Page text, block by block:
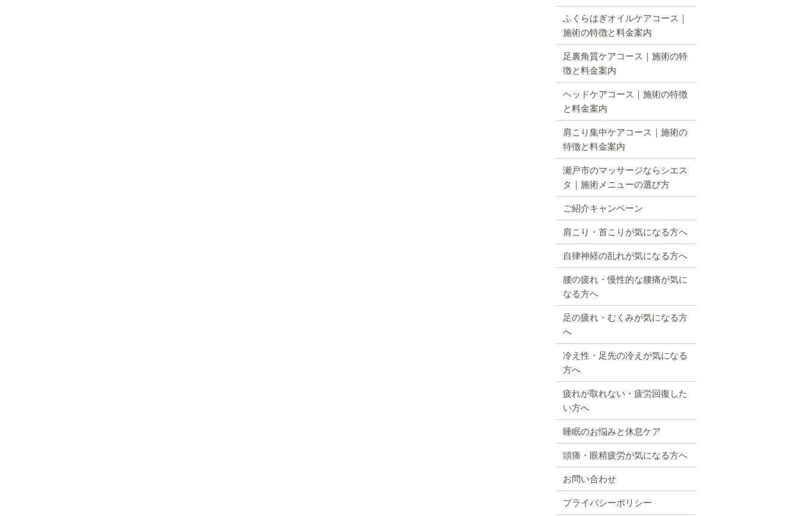
ふくらはぎオイルケアコース｜
施術の特徴と料金案内
足裏角質ケアコース｜施術の特
徴と料金案内
ヘッドケアコース｜施術の特徴
と料金案内
肩こり集中ケアコース｜施術の
特徴と料金案内
瀬戸市のマッサージならシエス
タ｜施術メニューの選び方
ご紹介キャンペーン
肩こり・首こりが気になる方へ
自律神経の乱れが気になる方へ
腰の疲れ・慢性的な腰痛が気に
なる方へ
足の疲れ・むくみが気になる方
へ
冷え性・足先の冷えが気になる
方へ
疲れが取れない・疲労回復した
い方へ
睡眠のお悩みと休息ケア
頭痛・眼精疲労が気になる方へ
お問い合わせ
プライバシーポリシー